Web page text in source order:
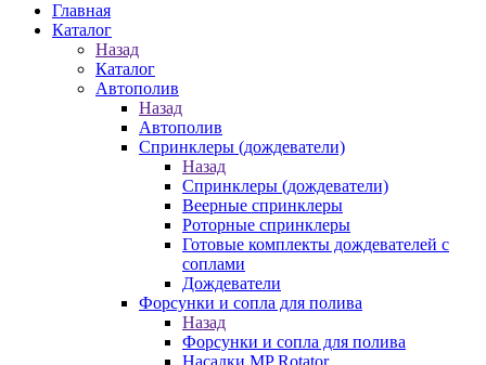
Главная
Каталог
Назад
Каталог
Автополив
Назад
Автополив
Спринклеры (дождеватели)
Назад
Спринклеры (дождеватели)
Веерные спринклеры
Роторные спринклеры
Готовые комплекты дождевателей с
соплами
Дождеватели
Форсунки и сопла для полива
Назад
Форсунки и сопла для полива
Насадки MP Rotator